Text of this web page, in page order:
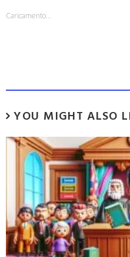
Caricamento...
YOU MIGHT ALSO